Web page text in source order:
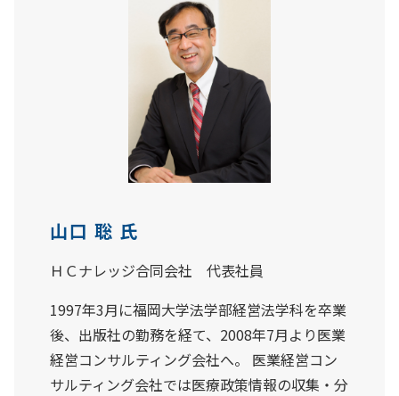
山口 聡 氏
ＨＣナレッジ合同会社 代表社員
1997年3月に福岡大学法学部経営法学科を卒業
後、出版社の勤務を経て、2008年7月より医業
経営コンサルティング会社へ。 医業経営コン
サルティング会社では医療政策情報の収集・分